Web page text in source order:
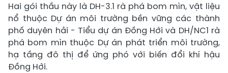
Hai gói thầu này là DH-3.1 rà phá bom mìn, vật liệu
nổ thuộc Dự án môi trường bền vững các thành
phố duyên hải - Tiểu dự án Đồng Hới và DH/NC1 rà
phá bom mìn thuộc Dự án phát triển môi trường,
hạ tầng đô thị để ứng phó với biến đổi khí hậu
Đồng Hới.